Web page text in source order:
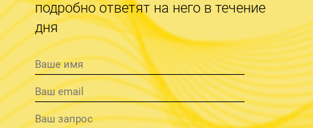
подробно ответят на него в течение
дня